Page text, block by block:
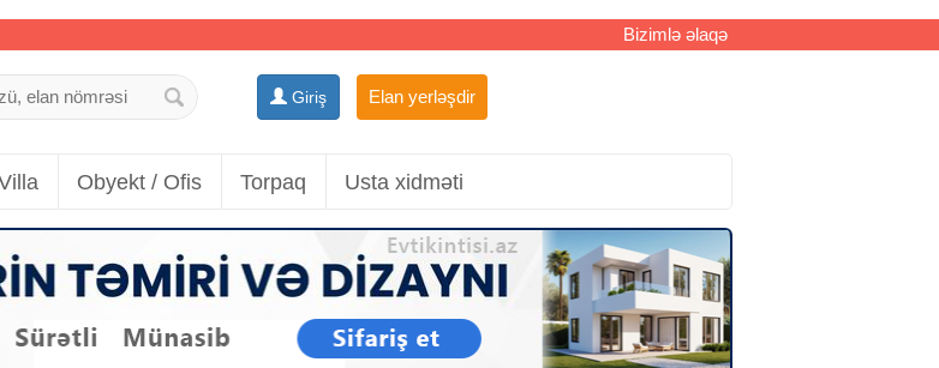
Bizimlə əlaqə
Giriş Elan yerləşdir
Obyekt / Ofis Torpaq Usta xidməti